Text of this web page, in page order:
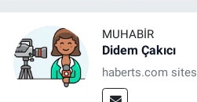
MUHABIR
Didem Çakıcı
haberts.com